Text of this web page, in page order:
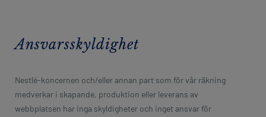
Ansvarsskyldighet
Nestlé-koncernen och/eller annan part som för vår räkning
medverkar i skapande, produktion eller leverans av
webbplatsen har inga skyldigheter och inget ansvar för